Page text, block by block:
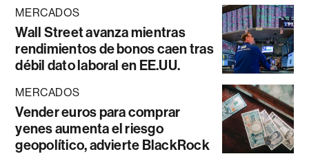
MERCADOS
Wall Street avanza mientras
rendimientos de bonos caen tras
débil dato laboral en EE.UU.
MERCADOS
Vender euros para comprar
yenes aumenta el riesgo
geopolítico, advierte BlackRock